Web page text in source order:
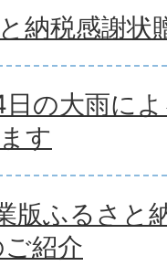
納税感謝状
の大雨に
す
版ふるさと
紹介